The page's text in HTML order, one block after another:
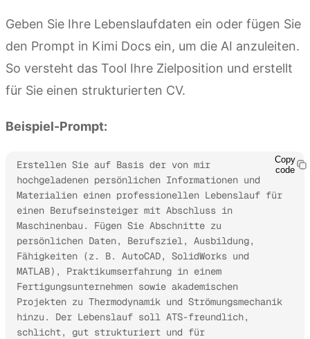
Geben Sie Ihre Lebenslaufdaten ein oder fügen Sie
den Prompt in Kimi Docs ein, um die AI anzuleiten.
So versteht das Tool Ihre Zielposition und erstellt
für Sie einen strukturierten CV.
Beispiel-Prompt:
Erstellen Sie auf Basis der von mir
hochgeladenen persönlichen Informationen und
Materialien einen professionellen Lebenslauf für
einen Berufseinsteiger mit Abschluss in
Maschinenbau. Fügen Sie Abschnitte zu
persönlichen Daten, Berufsziel, Ausbildung,
Fähigkeiten (z. B. AutoCAD, SolidWorks und
MATLAB), Praktikumserfahrung in einem
Fertigungsunternehmen sowie akademischen
Projekten zu Thermodynamik und Strömungsmechanik
hinzu. Der Lebenslauf soll ATS-freundlich,
schlicht, gut strukturiert und für
Copy
code